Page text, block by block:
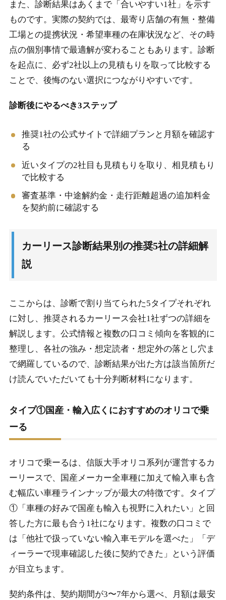
また、診断結果はあくまで「合いやすい1社」を示す
ものです。実際の契約では、最寄り店舗の有無・整備
工場との提携状況・希望車種の在庫状況など、その時
点の個別事情で最適解が変わることもあります。診断
を起点に、必ず2社以上の見積もりを取って比較する
ことで、後悔のない選択につながりやすいです。
診断後にやるべき3ステップ
推奨1社の公式サイトで詳細プランと月額を確認す
る
近いタイプの2社目も見積もりを取り、相見積もり
で比較する
審査基準・中途解約金・走行距離超過の追加料金
を契約前に確認する
カーリース診断結果別の推奨5社の詳細解
説
ここからは、診断で割り当てられた5タイプそれぞれ
に対し、推奨されるカーリース会社1社ずつの詳細を
解説します。公式情報と複数の口コミ傾向を客観的に
整理し、各社の強み・想定読者・想定外の落とし穴ま
で網羅しているので、診断結果が出た方は該当箇所だ
け読んでいただいても十分判断材料になります。
タイプ①国産・輸入広くにおすすめのオリコで乗
ーる
オリコで乗ーるは、信販大手オリコ系列が運営するカ
ーリースで、国産メーカー全車種に加えて輸入車も含
む幅広い車種ラインナップが最大の特徴です。タイプ
①「車種の好みで国産も輸入も視野に入れたい」と回
答した方に最も合う1社になります。複数の口コミで
は「他社で扱っていない輸入車モデルを選べた」「デ
ィーラーで現車確認した後に契約できた」という評価
が目立ちます。
契約条件は、契約期間が3〜7年から選べ、月額は最安